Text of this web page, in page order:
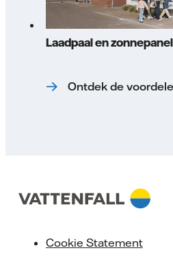
Laadpaal en
Ontdek de
Cookie Statement